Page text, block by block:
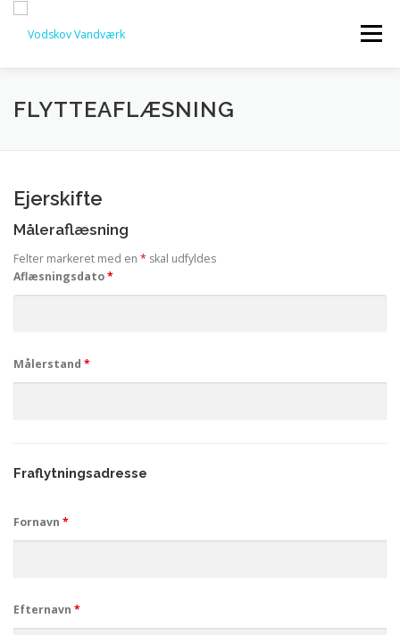
indhold
Menu
INFORMATIONER
FLYTTEAFLÆSNING
FLYTTEAFLÆSNING
Ejerskifte
Måleraflæsning
Felter markeret med en * skal udfyldes
Aflæsningsdato*
Målerstand *
Fraflytningsadresse
Fornavn *
Efternavn *